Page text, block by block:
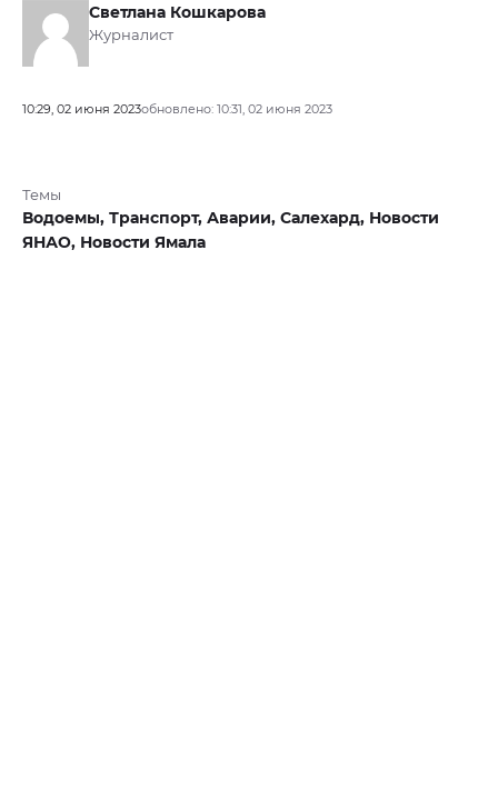
Светлана Кошкарова
Журналист
10:29, 02 июня 2023обновлено: 10:31, 02 июня 2023
Темы
Водоемы, Транспорт, Аварии, Салехард, Новости
ЯНАО, Новости Ямала